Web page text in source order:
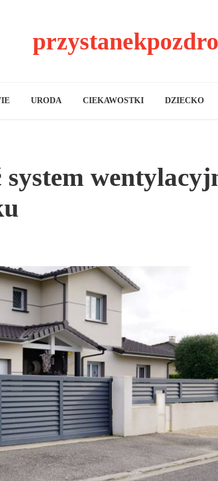
URODA CIEKAWOSTKI DZIECKO